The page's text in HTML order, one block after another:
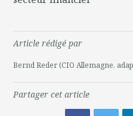
Article rédigé par
Bernd Reder (CIO Allemagne,
Partager cet article